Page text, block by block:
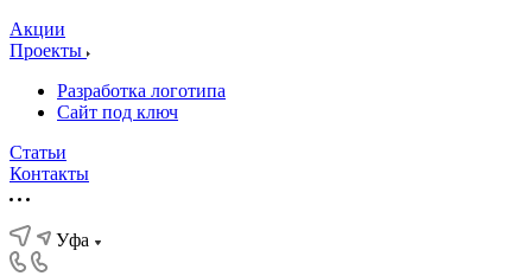
Акции
Проекты
Разработка логотипа
Сайт под ключ
Статьи
Контакты
Уфа